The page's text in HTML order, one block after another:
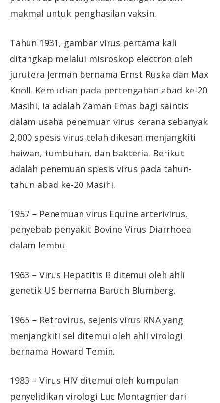
makmal untuk penghasilan vaksin.
Tahun 1931, gambar virus pertama kali
ditangkap melalui misroskop electron oleh
jurutera Jerman bernama Ernst Ruska dan Max
Knoll. Kemudian pada pertengahan abad ke-20
Masihi, ia adalah Zaman Emas bagi saintis
dalam usaha penemuan virus kerana sebanyak
2,000 spesis virus telah dikesan menjangkiti
haiwan, tumbuhan, dan bakteria. Berikut
adalah penemuan spesis virus pada tahun-
tahun abad ke-20 Masihi.
1957 – Penemuan virus Equine arterivirus,
penyebab penyakit Bovine Virus Diarrhoea
dalam lembu.
1963 – Virus Hepatitis B ditemui oleh ahli
genetik US bernama Baruch Blumberg.
1965 – Retrovirus, sejenis virus RNA yang
menjangkiti sel ditemui oleh ahli virologi
bernama Howard Temin.
1983 – Virus HIV ditemui oleh kumpulan
penyelidikan virologi Luc Montagnier dari